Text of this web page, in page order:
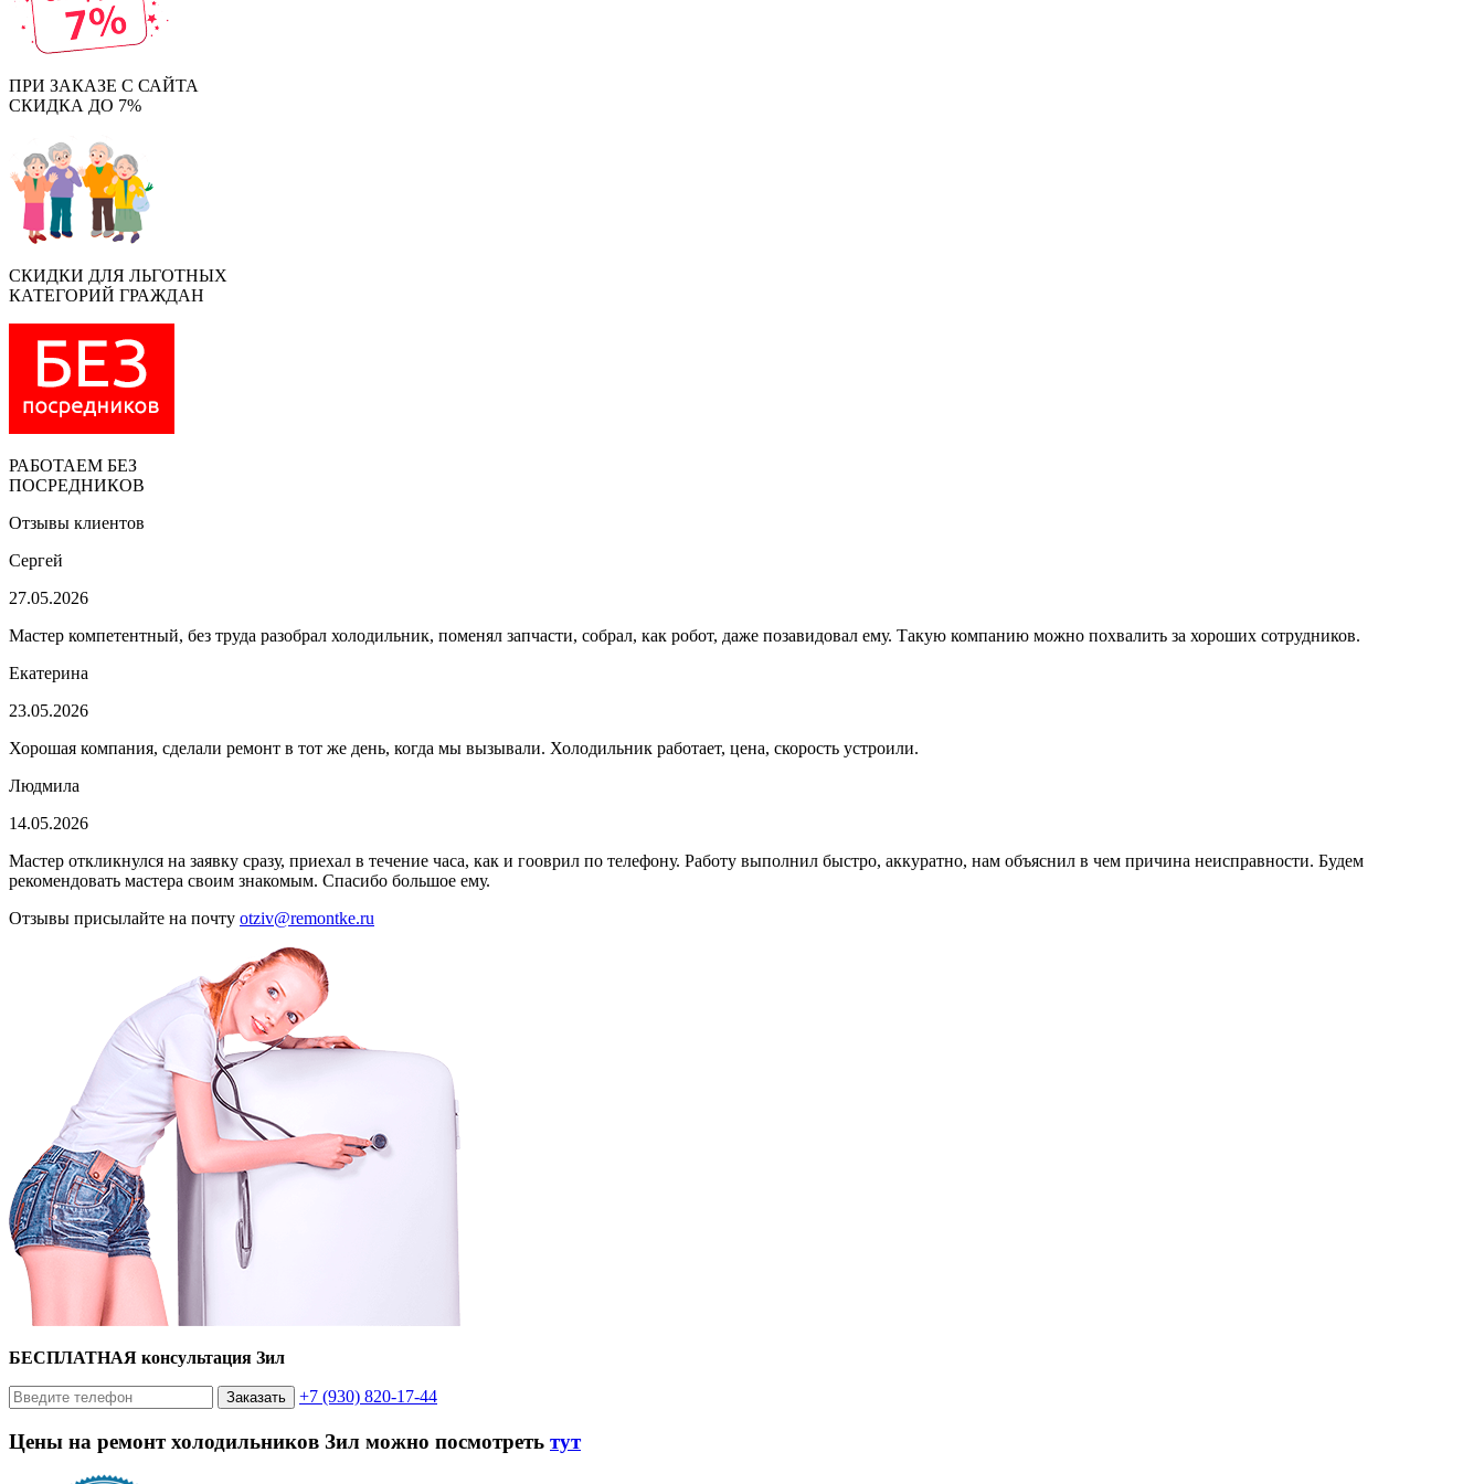
ПРИ ЗАКАЗЕ С САЙТА
СКИДКА ДО 7%
СКИДКИ ДЛЯ ЛЬГОТНЫХ
КАТЕГОРИЙ ГРАЖДАН
РАБОТАЕМ БЕЗ
ПОСРЕДНИКОВ
Отзывы клиентов
Сергей
27.05.2026
Мастер компетентный, без труда разобрал холодильник, поменял запчасти, собрал, как робот, даже позавидовал ему. Такую компанию можно похвалить за хороших сотрудников.
Екатерина
23.05.2026
Хорошая компания, сделали ремонт в тот же день, когда мы вызывали. Холодильник работает, цена, скорость устроили.
Людмила
14.05.2026
Мастер откликнулся на заявку сразу, приехал в течение часа, как и гооврил по телефону. Работу выполнил быстро, аккуратно, нам объяснил в чем причина неисправности. Будем
рекомендовать мастера своим знакомым. Спасибо большое ему.
Отзывы присылайте на почту otziv@remontke.ru
БЕСПЛАТНАЯ консультация Зил
Заказать +7 (930) 820-17-44
Цены на ремонт холодильников Зил можно посмотреть тут